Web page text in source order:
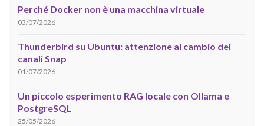
Perché Docker non è una macchina virtuale
03/07/2026
Thunderbird su Ubuntu: attenzione al cambio dei
canali Snap
01/07/2026
Un piccolo esperimento RAG locale con Ollama e
PostgreSQL
25/05/2026